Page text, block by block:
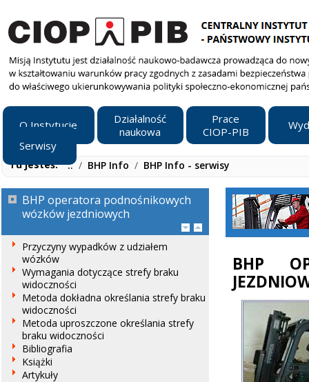
O Instytucie
Działalność
naukowa
Prace
CIOP-PIB
Serwisy
Tu jesteś: ../ BHP Info / BHP Info - serwisy
BHP operatora podnośnikowych
wózków jezdniowych
Przyczyny wypadków z udziałem
wózków
Wymagania dotyczące strefy braku
widoczności
Metoda dokładna określania strefy braku
widoczności
Metoda uproszczone określania strefy
braku widoczności
Bibliografia
Książki
Artykuły
BHP